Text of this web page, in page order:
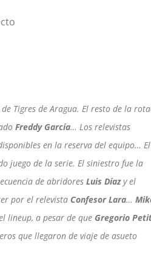
Tigres de Aragua. El resto de la
Freddy García… Los relevistas
en la reserva del equipo… El
juego de la serie. El siniestro fue la
de abridores Luis Díazy el
por el relevista Confesor Lara…
lineup, a pesar de que Gregorio
que llegaron de viaje de asueto